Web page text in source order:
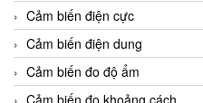
Cảm biến điện cực
Cảm biến điện dung
Cảm biến đo độ ẩm